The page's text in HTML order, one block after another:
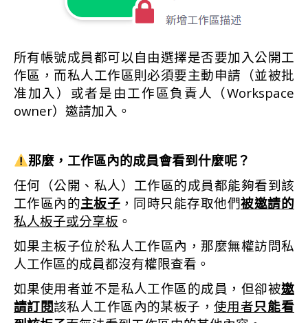
所有帳號成員都可以自由選擇是否要加入公開工
作區，而私人工作區則必須要主動申請（並被批
准加入）或者是由工作區負責人（Workspace
owner）邀請加入。
那麼，工作區內的成員會看到什麼呢？
任何（公開、私人）工作區的成員都能夠看到該
工作區內的主板子 ，同時只能存取他們被邀請的
私人板子或分享板 。
如果主板子位於私人工作區內，那麼無權訪問私
人工作區的成員都沒有權限查看。
如果使用者並不是私人工作區的成員，但卻被邀
請訂閱該私人工作區內的某板子， 使用者只能看